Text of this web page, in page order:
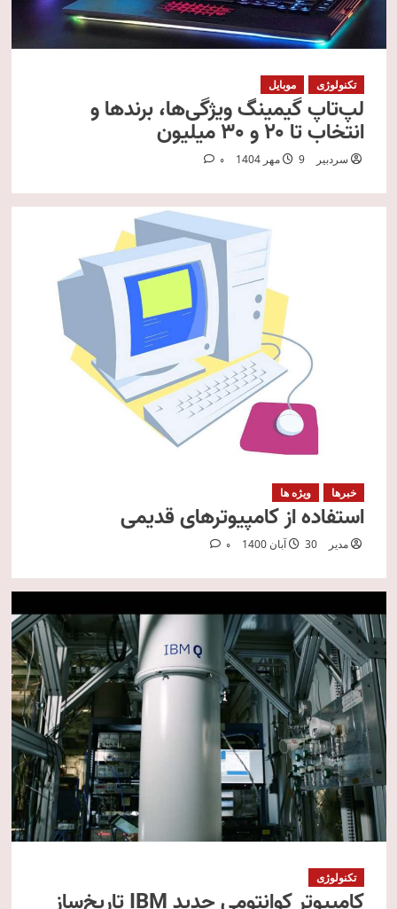
تکنولوژی موبایل
لپ‌تاپ گیمینگ ویژگی‌ها، برندها و
انتخاب تا ۲۰ و ۳۰ میلیون
سردبیر 9 مهر 1404 0
خبرها ویژه ها
استفاده از کامپیوترهای قدیمی
مدیر 30 آبان 1400 0
تکنولوژی